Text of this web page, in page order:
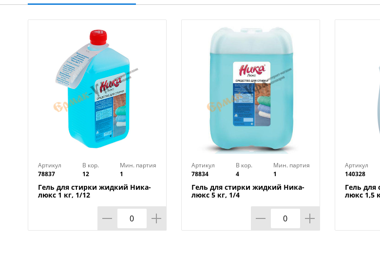
- Белье после стирки не
линяет, становится
- Трикотаж не
- Свободно от хлора.
- Средство замерзает,
- Стирка вручную: 30–60
- Машинная стирка:
Производитель: Геникс
Страна производства:
Артикул
78837
В кор.
12
Мин. партия
1
Гель для стирки жидкий Ника-
люкс 1 кг, 1/12
Артикул
78834
В кор.
4
Мин. партия
1
Гель для стирки жидкий Ника-
люкс 5 кг, 1/4
Артикул
140328
Гель
люкс 1,5